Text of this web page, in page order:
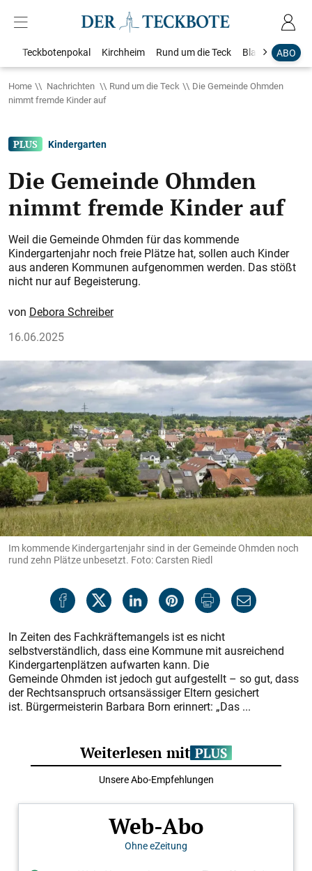
ABO
Teckbotenpokal Kirchheim Rund um die Teck Blaulicht
Home Nachrichten Rund um die Teck
Die Gemeinde Ohmden
nimmt fremde Kinder auf
Kindergarten
Die Gemeinde Ohmden
nimmt fremde Kinder auf
Weil die Gemeinde Ohmden für das kommende
Kindergartenjahr noch freie Plätze hat, sollen auch Kinder
aus anderen Kommunen aufgenommen werden. Das stößt
nicht nur auf Begeisterung.
Debora Schreiber
16.06.2025
Im kommende Kindergartenjahr sind in der Gemeinde Ohmden noch
rund zehn Plätze unbesetzt. Foto: Carsten Riedl
In Zeiten des Fachkräftemangels ist es nicht
selbstverständlich, dass eine Kommune mit ausreichend
Kindergartenplätzen aufwarten kann. Die
Gemeinde Ohmden ist jedoch gut aufgestellt – so gut, dass
der Rechtsanspruch ortsansässiger Eltern gesichert
ist. Bürgermeisterin Barbara Born erinnert: „Das ...